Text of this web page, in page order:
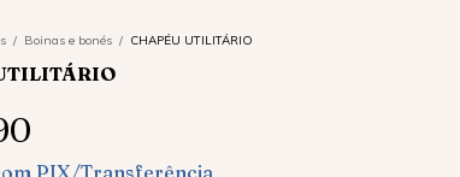
/ Boinas e bonés / CHAPÉU UTILITÁRIO
PIX/Transferência